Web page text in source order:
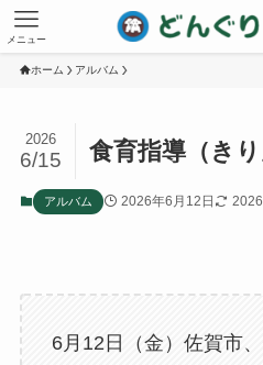
メニュー
ホーム アルバム
食育指導（き
2026
6/15
アルバム 2026年6月12日
6月12日（金）佐賀市